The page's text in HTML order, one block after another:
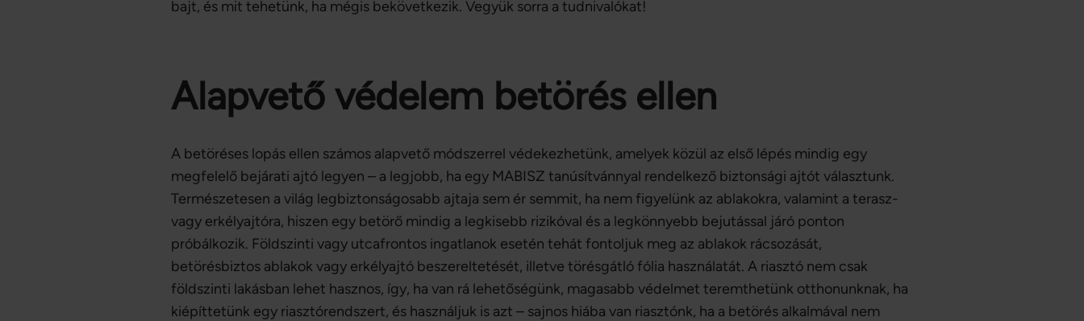
bajt, és mit tehetünk, ha mégis bekövetkezik. Vegyük sorra a tudnivalókat!
Alapvető védelem betörés ellen
A betöréses lopás ellen számos alapvető módszerrel védekezhetünk, amelyek közül az első lépés mindig egy
megfelelő bejárati ajtó legyen – a legjobb, ha egy MABISZ tanúsítvánnyal rendelkező biztonsági ajtót választunk.
Természetesen a világ legbiztonságosabb ajtaja sem ér semmit, ha nem figyelünk az ablakokra, valamint a terasz-
vagy erkélyajtóra, hiszen egy betörő mindig a legkisebb rizikóval és a legkönnyebb bejutással járó ponton
próbálkozik. Földszinti vagy utcafrontos ingatlanok esetén tehát fontoljuk meg az ablakok rácsozását,
betörésbiztos ablakok vagy erkélyajtó beszereltetését, illetve törésgátló fólia használatát. A riasztó nem csak
földszinti lakásban lehet hasznos, így, ha van rá lehetőségünk, magasabb védelmet teremthetünk otthonunknak, ha
kiépíttetünk egy riasztórendszert, és használjuk is azt – sajnos hiába van riasztónk, ha a betörés alkalmával nem